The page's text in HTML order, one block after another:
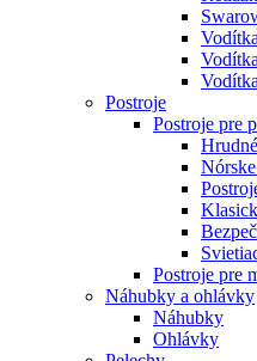
Postroje
Postroje pre
Postroje pre
Náhubky a ohlávky
Náhubky
Ohlávky